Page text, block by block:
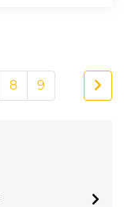
8 9